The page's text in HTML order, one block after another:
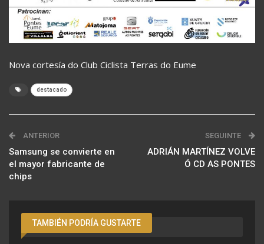
Nova cortesía do Club Ciclista Terras do Eume
destacado
ANTERIOR
Samsung se convierte en
el mayor fabricante de
chips
SEGUINTE
ADRIÁN MARTÍNEZ VOLVE
Ó CD AS PONTES
TAMBIÉN PODRÍA GUSTARTE